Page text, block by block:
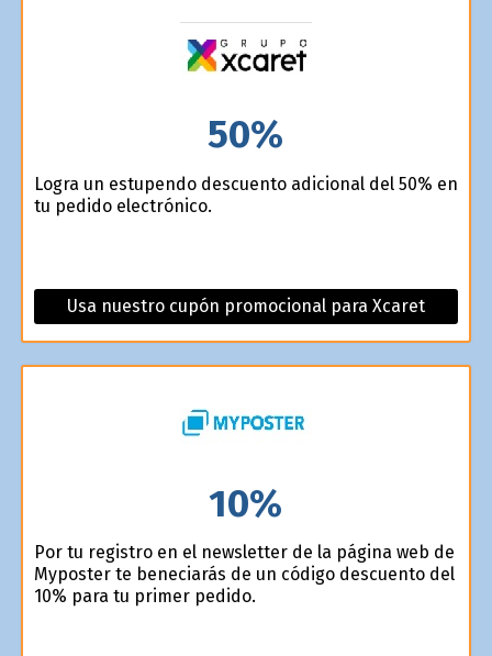
50%
Logra un estupendo descuento adicional del 50% en
tu pedido electrónico.
Usa nuestro cupón promocional para Xcaret
10%
Por tu registro en el newsletter de la página web de
Myposter te beneficiarás de un código descuento del
10% para tu primer pedido.